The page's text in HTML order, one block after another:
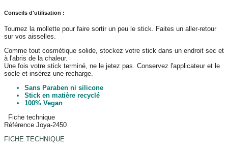
Conseils d'utilisation :
Tournez la mollette pour faire sortir un peu le stick. Faites un aller-retour
sur vos aisselles.
Comme tout cosmétique solide, stockez votre stick dans un endroit sec et
à l'abris de la chaleur.
Une fois votre stick terminé, ne le jetez pas. Conservez l'applicateur et le
socle et insérez une recharge.
Sans Paraben ni silicone
Stick en matière recyclé
100% Vegan
Fiche technique
Référence Joya-2450
FICHE TECHNIQUE